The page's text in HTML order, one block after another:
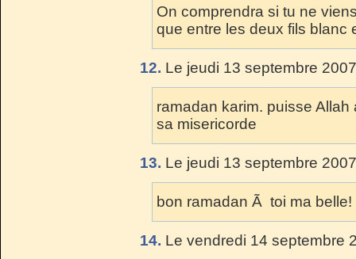
On comprendra si tu ne
que entre les deux fils blanc
12. Le jeudi 13 septembre
ramadan karim. puisse
sa misericorde
13. Le jeudi 13 septembre
bon ramadan Ã toi ma belle!
14. Le vendredi 14 septembre